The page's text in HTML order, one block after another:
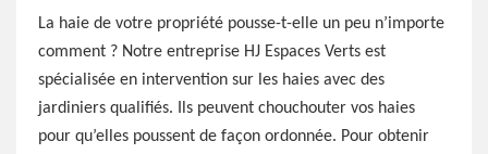
La haie de votre propriété pousse-t-elle un peu n’importe
comment ? Notre entreprise HJ Espaces Verts est
spécialisée en intervention sur les haies avec des
jardiniers qualifiés. Ils peuvent chouchouter vos haies
pour qu’elles poussent de façon ordonnée. Pour obtenir